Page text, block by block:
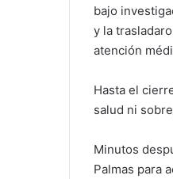
bajo
y la
atención
Hasta el
salud ni
Minutos
Palmas para